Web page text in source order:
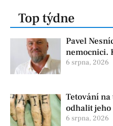
Top týdne
Pavel
nemocnici.
změnu ve
6 srpna, 2026
Tetování
odhalit jeho
pomoc
6 srpna, 2026